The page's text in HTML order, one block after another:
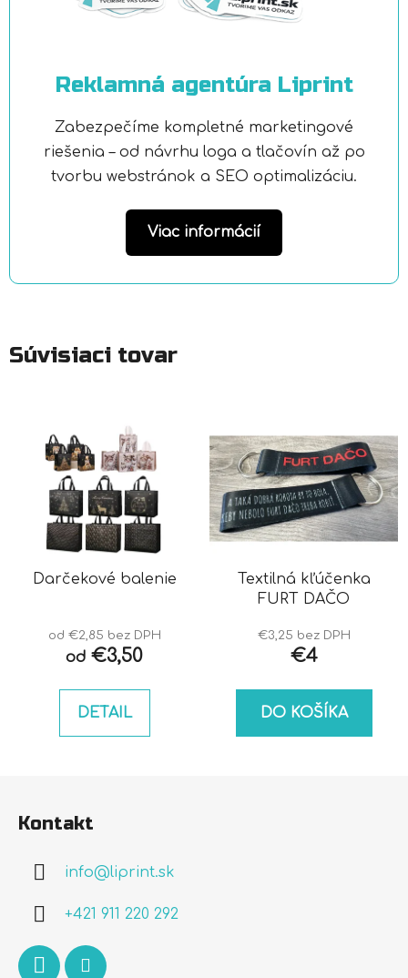
Reklamná agentúra Liprint
Zabezpečíme kompletné marketingové
riešenia – od návrhu loga a tlačovín až po
tvorbu webstránok a SEO optimalizáciu.
Viac informácií
Súvisiaci tovar
Darčekové balenie
od €2,85 bez DPH
od €3,50
DETAIL
Textilná kľúčenka
FURT DAČO
€3,25 bez DPH
€4
DO KOŠÍKA
Kontakt
info@liprint.sk
+421 911 220 292